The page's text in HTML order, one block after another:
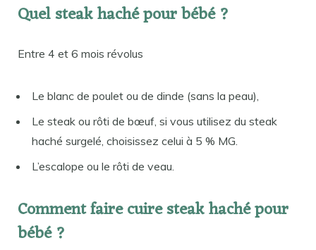
Quel steak haché pour bébé ?
Entre 4 et 6 mois révolus
Le blanc de poulet ou de dinde (sans la peau),
Le steak ou rôti de bœuf, si vous utilisez du steak
haché surgelé, choisissez celui à 5 % MG.
L’escalope ou le rôti de veau.
Comment faire cuire steak haché pour
bébé ?